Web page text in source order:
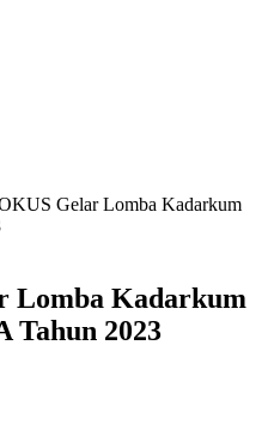
Gelar Lomba Kadarkum
Lomba Kadarkum
Tahun 2023